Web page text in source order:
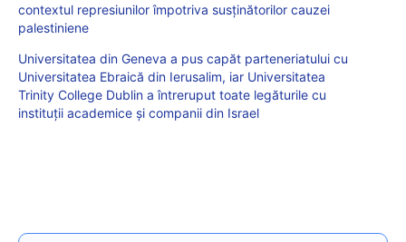
contextul represiunilor împotriva susținătorilor cauzei
palestiniene
Universitatea din Geneva a pus capăt parteneriatului cu
Universitatea Ebraică din Ierusalim, iar Universitatea
Trinity College Dublin a întreruput toate legăturile cu
instituții academice și companii din Israel